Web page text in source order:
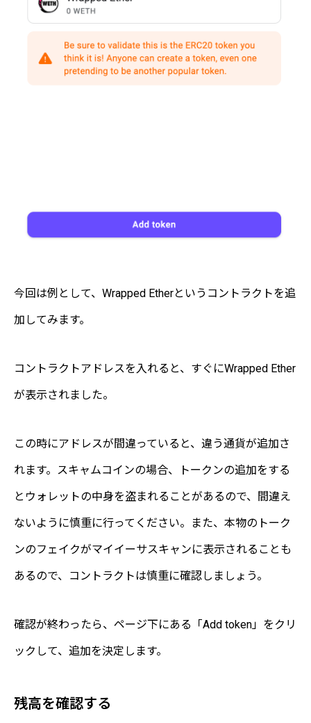
今回は例として、Wrapped Etherというコントラクトを追
加してみます。
コントラクトアドレスを入れると、すぐにWrapped Ether
が表示されました。
この時にアドレスが間違っていると、違う通貨が追加さ
れます。スキャムコインの場合、トークンの追加をする
とウォレットの中身を盗まれることがあるので、間違え
ないように慎重に行ってください。また、本物のトーク
ンのフェイクがマイイーサスキャンに表示されることも
あるので、コントラクトは慎重に確認しましょう。
確認が終わったら、ページ下にある「Add token」をクリ
ックして、追加を決定します。
残高を確認する